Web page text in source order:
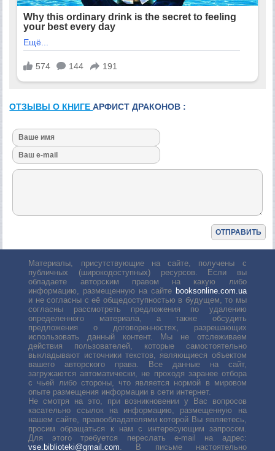
ОТЗЫВЫ О КНИГЕАРФИСТ ДРАКОНОВ :
Материалы, присутствующие на сайте, получены с
публичных (широкодоступных) ресурсов. Если вы
обладаете авторским правом на какую либо
информацию, размещенную на сайте booksonline.com.ua
и не согласны с её общедоступностью в будущем, то мы
согласны рассмотреть предложения по удалению
определенного материала, а также обсудить
предложения о договоренностях, разрешающих
использовать данный контент. Мы не отслеживаем
действия пользователей, которые самостоятельно
выкладывают источники текстов, являющиеся объектом
вашего авторского права. Все данные на сайт,
загружаются автоматически, не проходя заранее отбора
с чьей либо стороны, что является нормой в мировом
опыте размещения информации в сети интернет.
Не смотря на это, при возникновении у Вас вопросов
касательно ссылок на информацию, размещенную на
нашем сайте, правообладателями которой Вы являетесь,
просим обращаться к нам с интересующим запросом.
Для этого требуется переслать е-mail на адрес:
vse.biblioteki@gmail.com. В письме настоятельно